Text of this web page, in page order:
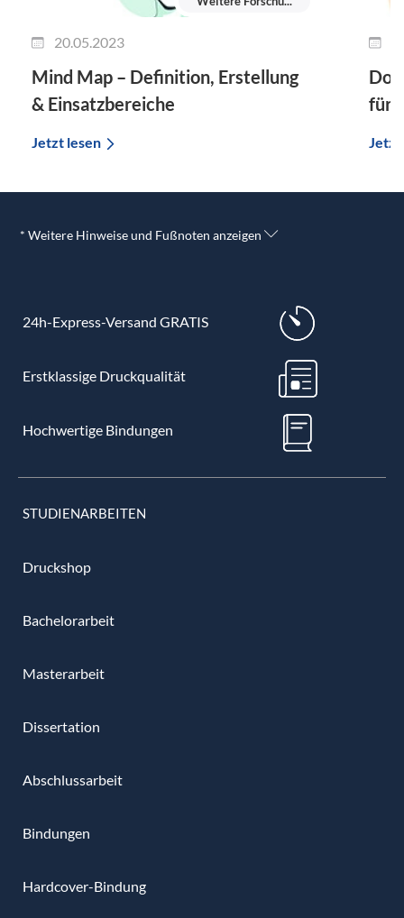
20.05.2023
Mind Map – Definition, Erstellung
& Einsatzbereiche
Jetzt lesen
für
* Weitere Hinweise und Fußnoten anzeigen
24h-Express-Versand GRATIS
Erstklassige Druckqualität
Hochwertige Bindungen
STUDIENARBEITEN
Druckshop
Bachelorarbeit
Masterarbeit
Dissertation
Abschlussarbeit
Bindungen
Hardcover-Bindung